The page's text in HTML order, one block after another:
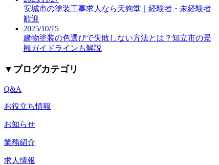
安城市の塗装工事求人なら天狗堂｜経験者・未経験者
歓迎
2025/10/15
建物塗装の色選びで失敗しない方法とは？知立市の景
観ガイドラインも解説
▼ ブログカテゴリ
Q&A
お役立ち情報
お知らせ
業務紹介
求人情報